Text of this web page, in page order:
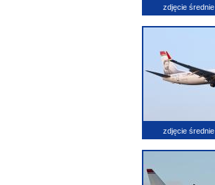
zdjęcie średnie
zdjęcie średnie